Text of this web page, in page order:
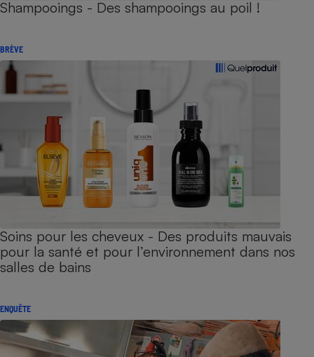
Shampooings - Des shampooings au poil !
BRÈVE
Soins pour les cheveux - Des produits mauvais
pour la santé et pour l’environnement dans nos
salles de bains
ENQUÊTE